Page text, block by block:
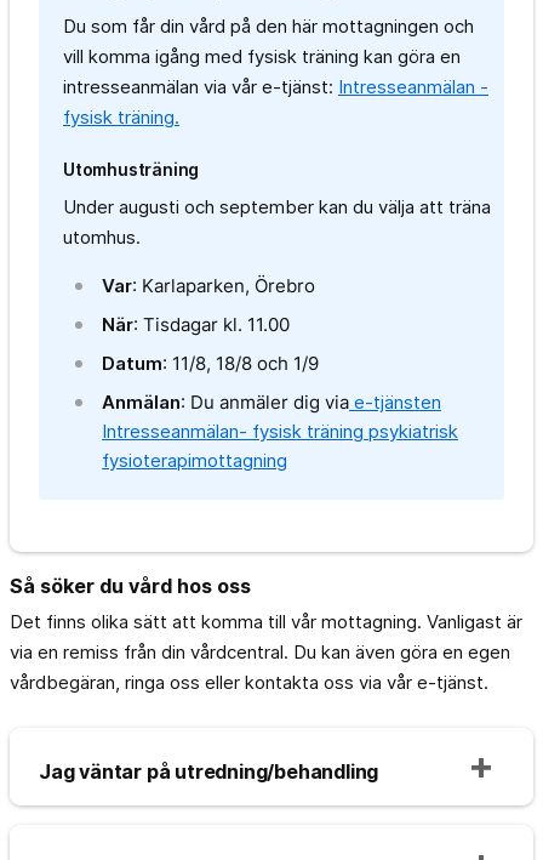
Du som får din vård på den här mottagningen och
vill komma igång med fysisk träning kan göra en
intresseanmälan via vår e-tjänst: Intresseanmälan -
fysisk träning.
Utomhusträning
Under augusti och september kan du välja att träna
utomhus.
Var: Karlaparken, Örebro
När: Tisdagar kl. 11.00
Datum: 11/8, 18/8 och 1/9
Anmälan: Du anmäler dig via e-tjänsten
Intresseanmälan- fysisk träning psykiatrisk
fysioterapimottagning
Så söker du vård hos oss
Det finns olika sätt att komma till vår mottagning. Vanligast är
via en remiss från din vårdcentral. Du kan även göra en egen
vårdbegäran, ringa oss eller kontakta oss via vår e-tjänst.
Jag väntar på utredning/behandling